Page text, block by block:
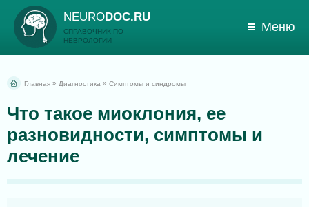
NEURODOC.RU
СПРАВОЧНИК ПО
НЕВРОЛОГИИ
Меню
Главная » Диагностика » Симптомы и синдромы
Что такое миоклония, ее
разновидности, симптомы и
лечение